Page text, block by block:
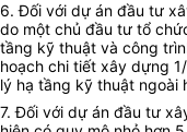
6. Đối với dự án đầu tư
do một chủ đầu tư tổ
tầng kỹ thuật và công
hoạch chi tiết xây dựng
lý hạ tầng kỹ thuật ngoài
7. Đối với dự án đầu tư